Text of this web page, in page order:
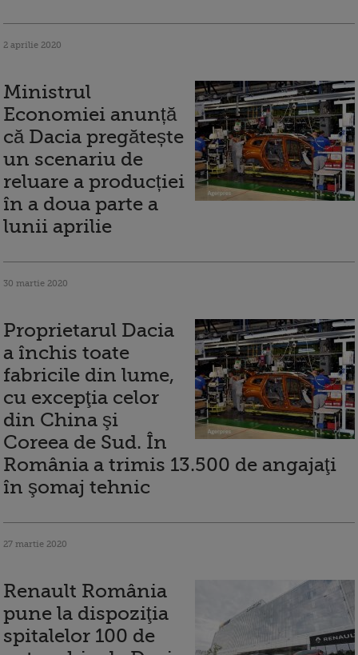
2 aprilie 2020
Ministrul
Economiei anunță
că Dacia pregătește
un scenariu de
reluare a producției
în a doua parte a
lunii aprilie
30 martie 2020
Proprietarul Dacia
a închis toate
fabricile din lume,
cu excepţia celor
din China şi
Coreea de Sud. În
România a trimis 13.500 de angajaţi
în şomaj tehnic
27 martie 2020
Renault România
pune la dispoziţia
spitalelor 100 de